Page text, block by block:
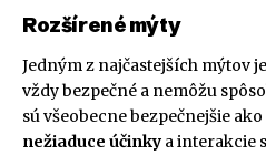
Rozšírené mýty
Jedným z najčastejších mýtov
vždy bezpečné a nemôžu
sú všeobecne bezpečnejšie
nežiaduce účinky a interakcie